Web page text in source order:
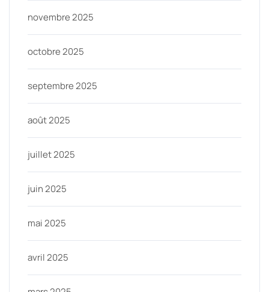
novembre 2025
octobre 2025
septembre 2025
août 2025
juillet 2025
juin 2025
mai 2025
avril 2025